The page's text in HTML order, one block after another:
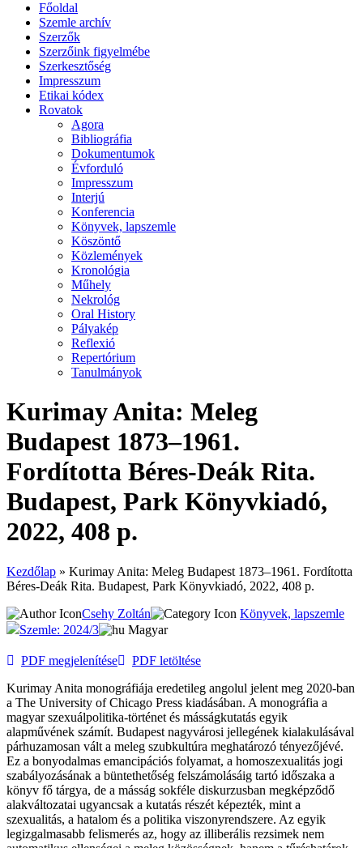
Főoldal
Szemle archív
Szerzők
Szerzőink figyelmébe
Szerkesztőség
Impresszum
Etikai kódex
Rovatok
Agora
Bibliográfia
Dokumentumok
Évforduló
Impresszum
Interjú
Konferencia
Könyvek, lapszemle
Köszöntő
Közlemények
Kronológia
Műhely
Nekrológ
Oral History
Pályakép
Reflexió
Repertórium
Tanulmányok
Kurimay Anita: Meleg
Budapest 1873–1961.
Fordította Béres-Deák Rita.
Budapest, Park Könyvkiadó,
2022, 408 p.
Kezdőlap » Kurimay Anita: Meleg Budapest 1873–1961. Fordította
Béres-Deák Rita. Budapest, Park Könyvkiadó, 2022, 408 p.
Csehy Zoltán
Könyvek, lapszemle
Szemle: 2024/3
Magyar
PDF megjelenítése
PDF letöltése
Kurimay Anita monográfiája eredetileg angolul jelent meg 2020-ban
a The University of Chicago Press kiadásában. A monográfia a
magyar szexuálpolitika-történet és másságkutatás egyik
alapművének számít. Budapest nagyvárosi jellegének kialakulásával
párhuzamosan vált a meleg szubkultúra meghatározó tényezőjévé.
Ez a bonyodalmas emancipációs folyamat, a homoszexualitás jogi
szabályozásának a büntethetőség felszámolásáig tartó időszaka a
könyv fő tárgya, de a másság sokféle diskurzusban megképződő
alakváltozatai ugyancsak a kutatás részét képezték, mint a
szexualitás, a hatalom és a politika viszonyrendszere. Az egyik
legizgalmasabb felismerés az, hogy az illiberális rezsimek nem